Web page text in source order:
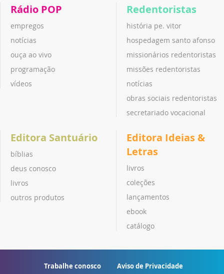
Rádio POP
empregos
notícias
ouça ao vivo
programação
vídeos
Redentoristas
história pe. vitor
hospedagem santo afonso
missionários redentoristas
missões redentoristas
notícias
obras sociais redentoristas
secretariado vocacional
Editora Santuário
bíblias
deus conosco
livros
outros produtos
Editora Ideias &
Letras
livros
coleções
lançamentos
ebook
catálogo
Trabalhe conosco Aviso de Privacidade